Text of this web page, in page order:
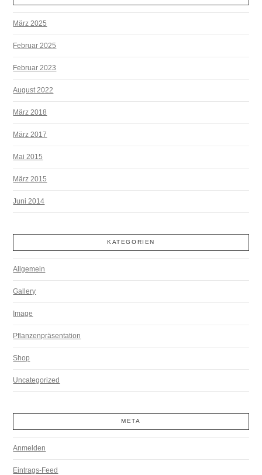
März 2025
Februar 2025
Februar 2023
August 2022
März 2018
März 2017
Mai 2015
März 2015
Juni 2014
KATEGORIEN
Allgemein
Gallery
Image
Pflanzenpräsentation
Shop
Uncategorized
META
Anmelden
Eintrags-Feed